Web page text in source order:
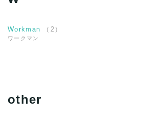
Workman （ 2 ）
ワークマン
other